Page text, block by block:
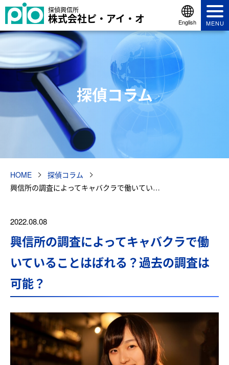
探偵興信所
株式会社ピ・アイ・オ English MENU
探偵コラム
HOME
探偵コラム
興信所の調査によってキャバクラで働いてい…
2022.08.08
興信所の調査によってキャバクラで働
いていることはばれる？過去の調査は
可能？